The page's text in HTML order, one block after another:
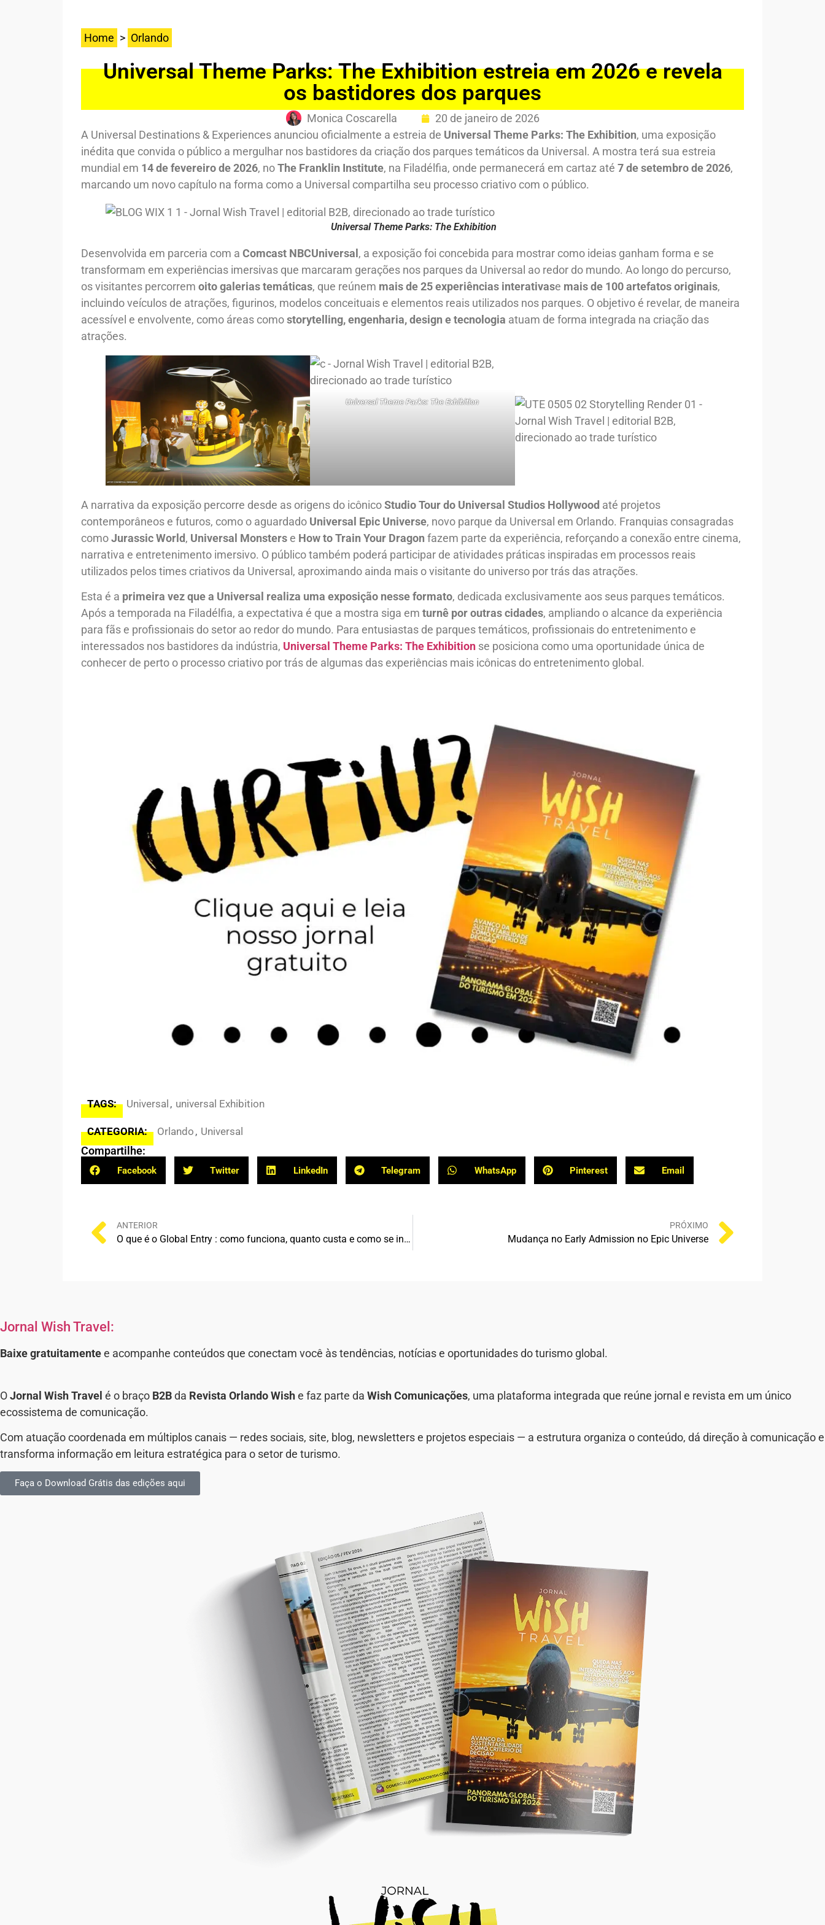
Home > Orlando
Universal Theme Parks: The Exhibition estreia em 2026 e revela
os bastidores dos parques
Monica Coscarella
20 de janeiro de 2026
A Universal Destinations & Experiences anunciou oficialmente a estreia de Universal Theme Parks: The Exhibition, uma exposição
inédita que convida o público a mergulhar nos bastidores da criação dos parques temáticos da Universal. A mostra terá sua estreia
mundial em 14 de fevereiro de 2026, noThe Franklin Institute, na Filadélfia, onde permanecerá em cartaz até 7 de setembro de 2026,
marcando um novo capítulo na forma como a Universal compartilha seu processo criativo com o público.
Universal Theme Parks: The Exhibition
Desenvolvida em parceria com a Comcast NBCUniversal , a exposição foi concebida para mostrar como ideias ganham forma e se
transformam em experiências imersivas que marcaram gerações nos parques da Universal ao redor do mundo. Ao longo do percurso,
os visitantes percorrem oito galerias temáticas, que reúnem mais de 25 experiências interativase mais de 100 artefatos originais,
incluindo veículos de atrações, figurinos, modelos conceituais e elementos reais utilizados nos parques. O objetivo é revelar, de maneira
acessível e envolvente, como áreas comostorytelling, engenharia, design e tecnologia atuam de forma integrada na criação das
atrações.
Universal Theme Parks: The Exhibition
A narrativa da exposição percorre desde as origens do icônicoStudio Tour do Universal Studios Hollywood até projetos
contemporâneos e futuros, como o aguardado Universal Epic Universe, novo parque da Universal em Orlando. Franquias consagradas
comoJurassic World, Universal Monsters e How to Train Your Dragon fazem parte da experiência, reforçando a conexão entre cinema,
narrativa e entretenimento imersivo. O público também poderá participar de atividades práticas inspiradas em processos reais
utilizados pelos times criativos da Universal, aproximando ainda mais o visitante do universo por trás das atrações.
Esta é a primeira vez que a Universal realiza uma exposição nesse formato, dedicada exclusivamente aos seus parques temáticos.
Após a temporada na Filadélfia, a expectativa é que a mostra siga em turnê por outras cidades, ampliando o alcance da experiência
para fãs e profissionais do setor ao redor do mundo. Para entusiastas de parques temáticos, profissionais do entretenimento e
interessados nos bastidores da indústria, Universal Theme Parks: The Exhibition se posiciona como uma oportunidade única de
conhecer de perto o processo criativo por trás de algumas das experiências mais icônicas do entretenimento global.
TAGS: Universal , universal Exhibition
CATEGORIA: Orlando , Universal
Compartilhe:
Facebook Twitter LinkedIn Telegram WhatsApp Pinterest Email
ANTERIOR
O que é o Global Entry : como funciona, quanto custa e como se inscrever
PRÓXIMO
Mudança no Early Admission no Epic Universe
Jornal Wish Travel:
Baixe gratuitamentee acompanhe conteúdos que conectam você às tendências, notícias e oportunidades do turismo global.
OJornal Wish Travel é o braço B2Bda Revista Orlando Wishe faz parte da Wish Comunicações, uma plataforma integrada que reúne jornal e revista em um único
ecossistema de comunicação.
Com atuação coordenada em múltiplos canais — redes sociais, site, blog, newsletters e projetos especiais — a estrutura organiza o conteúdo, dá direção à comunicação e
transforma informação em leitura estratégica para o setor de turismo.
Faça o Download Grátis das edições aqui